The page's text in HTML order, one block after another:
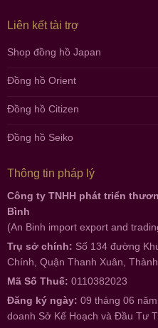
Liên kết tài trợ
Shop đồng hồ Japan
Đồng hồ Orient
Đồng hồ Citizen
Đồng hồ Seiko
Thông tin pháp lý
Công ty TNHH phát triển
Bình
(An Binh import export and
Trụ sở chính: Số 134 đường
Chính, Quận Thanh Xuân,
Mã Số Thuế: 0110382023
Đăng ký ngày: 09 tháng 06
doanh Sở Kế Hoạch và Đầu Tư